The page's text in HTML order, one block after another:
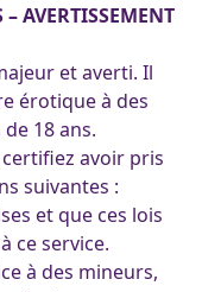
AVERTISSEMENT
et averti. Il
érotique à des
18 ans.
avoir pris
suivantes :
et que ces lois
ce service.
à des mineurs,